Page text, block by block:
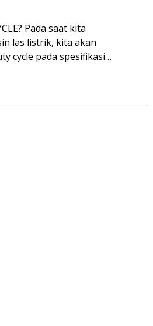
Pada saat kita
las listrik, kita akan
cycle pada spesifikasi…